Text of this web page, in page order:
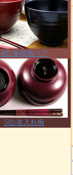
4位/多様椀ペア
5位/名入れ椀